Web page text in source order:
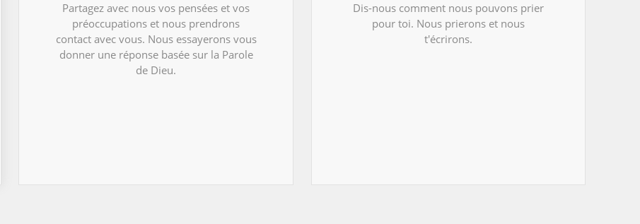
Partagez avec nous vos pensées et vos
préoccupations et nous prendrons
contact avec vous. Nous essayerons vous
donner une réponse basée sur la Parole
de Dieu.
Dis-nous comment nous pouvons prier
pour toi. Nous prierons et nous
t'écrirons.